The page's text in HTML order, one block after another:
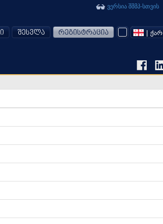
ვერსია შშმპ-სთვის
შესვლა რეგისტრაცია | ᲥᲐᲠ